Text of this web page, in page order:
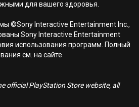
для вашего здоровья.
©Sony Interactive Entertainment Inc.,
Sony Interactive Entertainment
использования программ. Полный
см. на сайте
official PlayStation Store website, all